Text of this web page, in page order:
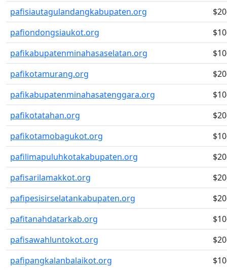
pafisiautagulandangkabupaten.org
pafiondongsiaukot.org
pafikabupatenminahasaselatan.org
pafikotamurang.org
pafikabupatenminahasatenggara.org
pafikotatahan.org
pafikotamobagukot.org
pafilimapuluhkotakabupaten.org
pafisarilamakkot.org
pafipesisirselatankabupaten.org
pafitanahdatarkab.org
pafisawahluntokot.org
pafipangkalanbalaikot.org